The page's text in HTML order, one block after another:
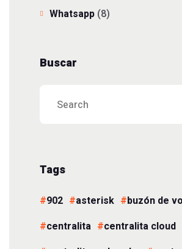
Whatsapp (8)
Buscar
Tags
902 asterisk
buzón de
centralita
centralita cloud